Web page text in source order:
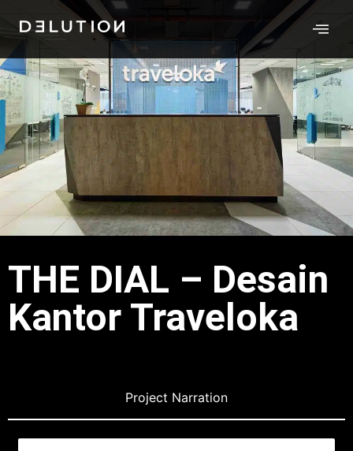
THE DIAL – Desain
Kantor Traveloka
Project Narration